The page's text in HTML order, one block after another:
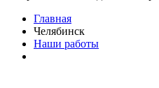
Главная
Челябинск
Наши работы